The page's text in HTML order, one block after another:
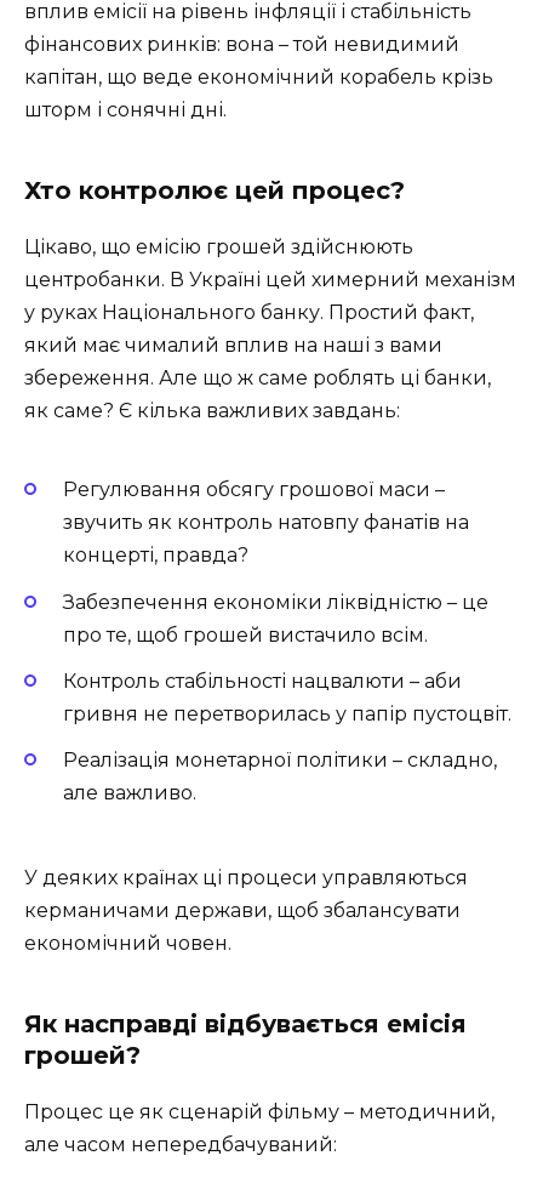
вплив емісії на рівень інфляції і стабільність
фінансових ринків: вона – той невидимий
капітан, що веде економічний корабель крізь
шторм і сонячні дні.
Хто контролює цей процес?
Цікаво, що емісію грошей здійснюють
центробанки. В Україні цей химерний механізм
у руках Національного банку. Простий факт,
який має чималий вплив на наші з вами
збереження. Але що ж саме роблять ці банки,
як саме? Є кілька важливих завдань:
Регулювання обсягу грошової маси –
звучить як контроль натовпу фанатів на
концерті, правда?
Забезпечення економіки ліквідністю – це
про те, щоб грошей вистачило всім.
Контроль стабільності нацвалюти – аби
гривня не перетворилась у папір пустоцвіт.
Реалізація монетарної політики – складно,
але важливо.
У деяких країнах ці процеси управляються
керманичами держави, щоб збалансувати
економічний човен.
Як насправді відбувається емісія
грошей?
Процес це як сценарій фільму – методичний,
але часом непередбачуваний: